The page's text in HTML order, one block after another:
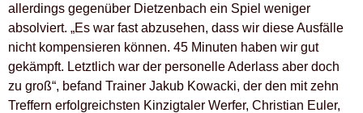
allerdings gegenüber Dietzenbach ein Spiel weniger
absolviert. „Es war fast abzusehen, dass wir diese Ausfälle
nicht kompensieren können. 45 Minuten haben wir gut
gekämpft. Letztlich war der personelle Aderlass aber doch
zu groß“, befand Trainer Jakub Kowacki, der den mit zehn
Treffern erfolgreichsten Kinzigtaler Werfer, Christian Euler,